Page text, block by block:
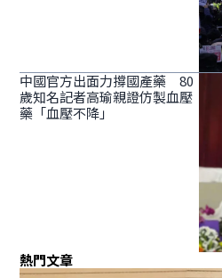
中國官方出面力撐國產藥 80
歲知名記者高瑜親證仿製血壓
藥「血壓不降」
熱門文章